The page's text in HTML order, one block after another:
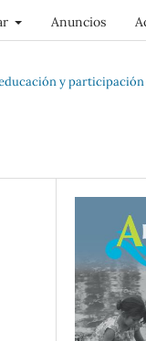
Anuncios
y